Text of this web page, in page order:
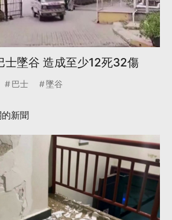
士墜谷 造成至少12死32傷
巴士 墜谷
新聞